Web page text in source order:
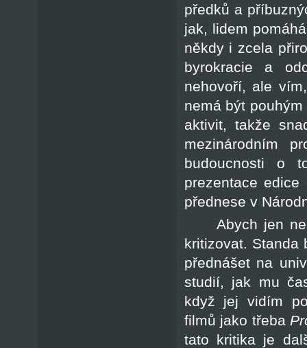
předků a
jak, lidem
někdy i zcela
byrokracie a
nehovoří, ale
nemá být
aktivit, takže
mezinárodním
budoucnosti o
prezentace
přednese v
Abych jen
kritizovat. Standa
přednášet na
studií, jak mu
když jej vidím
filmů jako třeba
tato kritika je